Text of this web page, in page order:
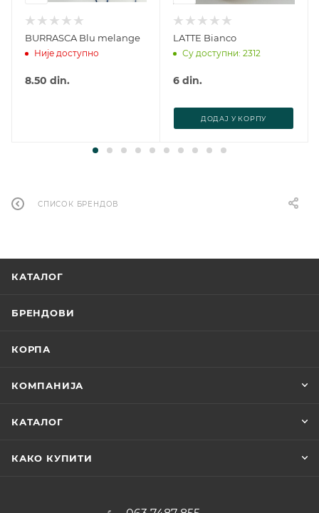
BURRASCA Blu melange
Није доступно
8.50 din.
LATTE Bianco
Су доступни: 2312
6 din.
ДОДАJ У КОРПУ
СПИСОК БРЕНДОВ
КАТАЛОГ
БРЕНДОВИ
КОРПА
КОМПАНИЈА
КАТАЛОГ
КАКО КУПИТИ